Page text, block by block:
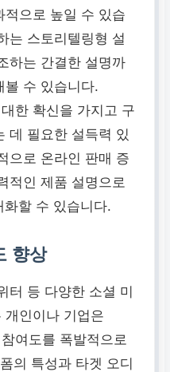
적으로 높일 수 있습
는 스토리텔링형 설
하는 간결한 설명까
볼 수 있습니다.
한 확신을 가지고 구
데 필요한 설득력 있
으로 온라인 판매 증
적인 제품 설명으로
할 수 있습니다.
향상
터 등 다양한 소셜 미
개인이나 기업은
여도를 폭발적으로
의 특성과 타겟 오디